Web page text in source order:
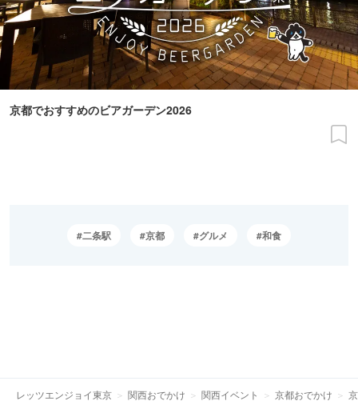
京都でおすすめのビアガーデン2026
二条駅 京都 グルメ 和食
レッツエンジョイ東京 関西おでかけ 関西イベント 京都おでかけ